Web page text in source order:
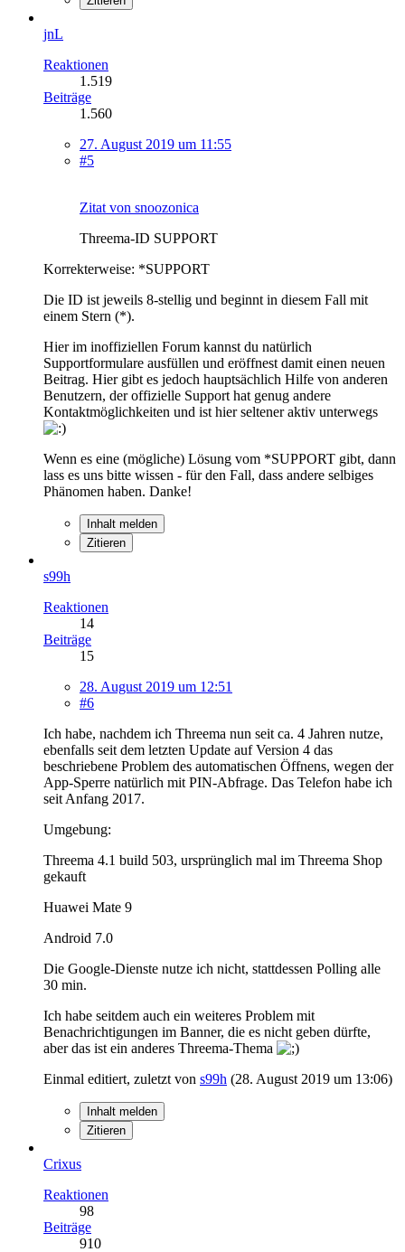
jnL
Reaktionen
1.519
Beiträge
1.560
27. August 2019 um 11:55
#5
Zitat von snoozonica
Threema-ID SUPPORT
Korrekterweise: *SUPPORT
Die ID ist jeweils 8-stellig und beginnt in diesem Fall mit
einem Stern (*).
Hier im inoffiziellen Forum kannst du natürlich
Supportformulare ausfüllen und eröffnest damit einen neuen
Beitrag. Hier gibt es jedoch hauptsächlich Hilfe von anderen
Benutzern, der offizielle Support hat genug andere
Kontaktmöglichkeiten und ist hier seltener aktiv unterwegs
Wenn es eine (mögliche) Lösung vom *SUPPORT gibt, dann
lass es uns bitte wissen - für den Fall, dass andere selbiges
Phänomen haben. Danke!
Inhalt melden
Zitieren
s99h
Reaktionen
14
Beiträge
15
28. August 2019 um 12:51
#6
Ich habe, nachdem ich Threema nun seit ca. 4 Jahren nutze,
ebenfalls seit dem letzten Update auf Version 4 das
beschriebene Problem des automatischen Öffnens, wegen der
App-Sperre natürlich mit PIN-Abfrage. Das Telefon habe ich
seit Anfang 2017.
Umgebung:
Threema 4.1 build 503, ursprünglich mal im Threema Shop
gekauft
Huawei Mate 9
Android 7.0
Die Google-Dienste nutze ich nicht, stattdessen Polling alle
30 min.
Ich habe seitdem auch ein weiteres Problem mit
Benachrichtigungen im Banner, die es nicht geben dürfte,
aber das ist ein anderes Threema-Thema
Einmal editiert, zuletzt von s99h (28. August 2019 um 13:06)
Inhalt melden
Zitieren
Crixus
Reaktionen
98
Beiträge
910